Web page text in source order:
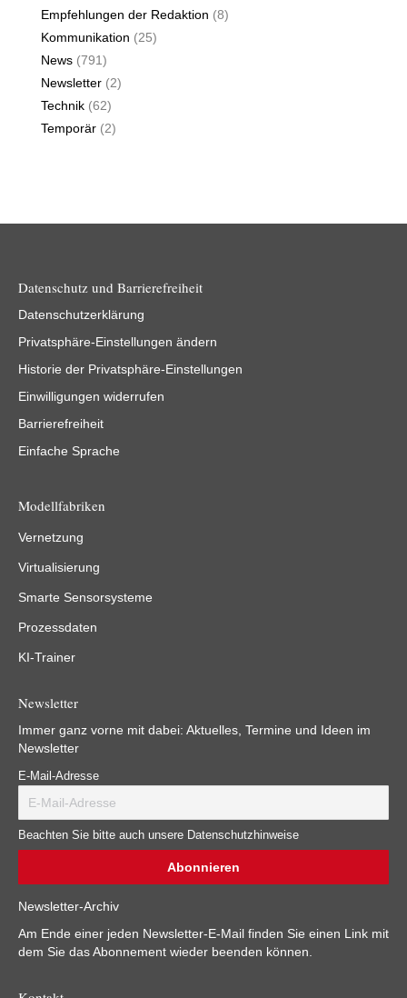
Empfehlungen der Redaktion (8)
Kommunikation (25)
News (791)
Newsletter (2)
Technik (62)
Temporär (2)
Datenschutz und Barrierefreiheit
Datenschutzerklärung
Privatsphäre-Einstellungen ändern
Historie der Privatsphäre-Einstellungen
Einwilligungen widerrufen
Barrierefreiheit
Einfache Sprache
Modellfabriken
Vernetzung
Virtualisierung
Smarte Sensorsysteme
Prozessdaten
KI-Trainer
Newsletter
Immer ganz vorne mit dabei: Aktuelles, Termine und Ideen im
Newsletter
E-Mail-Adresse
Beachten Sie bitte auch unsere Datenschutzhinweise
Newsletter-Archiv
Am Ende einer jeden Newsletter-E-Mail finden Sie einen Link mit
dem Sie das Abonnement wieder beenden können.